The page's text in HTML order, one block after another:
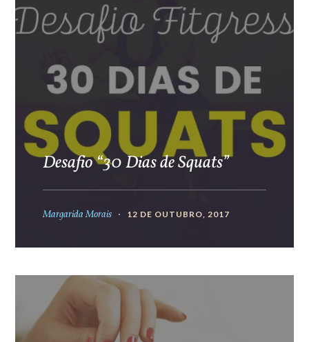
Desafio “30 Dias de Squats”
Margarida Morais 12 DE OUTUBRO, 2017